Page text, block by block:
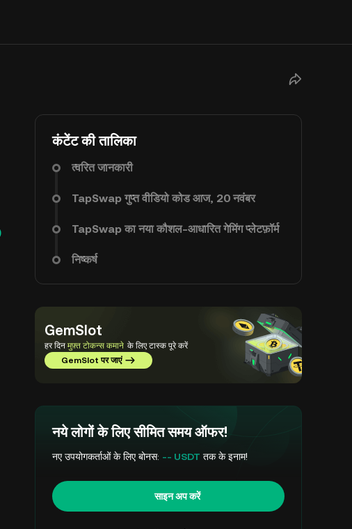
कंटेंट की तालिका
त्वरित जानकारी
TapSwap गुप्त वीडियो कोड आज, 20 नवंबर
TapSwap का नया कौशल-आधारित गेमिंग प्लेटफ़ॉर्म
निष्कर्ष
GemSlot
हर दिन मुफ़्त टोकन्स कमाने के लिए टास्क पूरे करें
GemSlot पर जाएं
नये लोगों के लिए सीमित समय ऑफर!
नए उपयोगकर्ताओं के लिए बोनस: -- USDT तक के इनाम!
साइन अप करें